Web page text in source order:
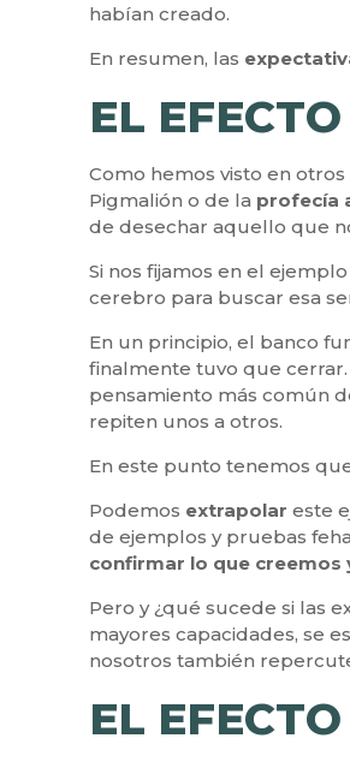
habían creado.
En resumen, las
EL
Como hemos visto en
Pigmalión o de la profecía
de desechar aquello que
Si nos fijamos en el
cerebro para buscar esa
En un principio, el banco
finalmente tuvo que
pensamiento más común
repiten unos a otros.
En este punto tenemos
Podemos extrapolareste
de ejemplos y pruebas
confirmar lo que creemos
Pero y ¿qué sucede si las
mayores capacidades, se
nosotros también
EL